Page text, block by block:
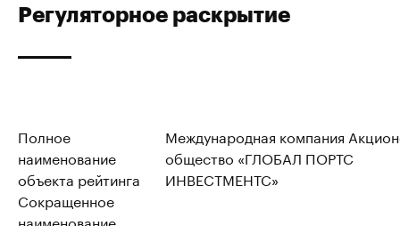
Регуляторное раскрытие
Полное
наименование
объекта рейтинга
Международная компания
общество «ГЛОБАЛ ПОРТС
ИНВЕСТМЕНТС»
Сокращенное
наименование